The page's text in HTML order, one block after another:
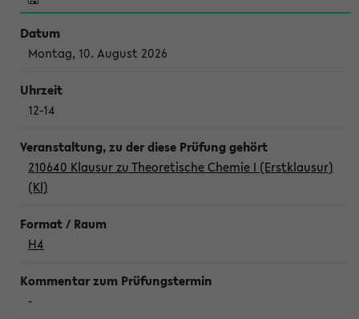
Montag, 10. August 2026
12-14
210640 Klausur zu Theoretische Chemie I (Erstklausur)
(Kl)
H4
-